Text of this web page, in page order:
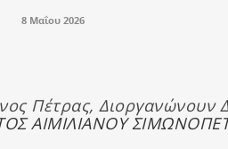
8 Μαΐου 2026
Πέτρας, Διοργανώνουν
ΑΙΜΙΛΙΑΝΟΥ